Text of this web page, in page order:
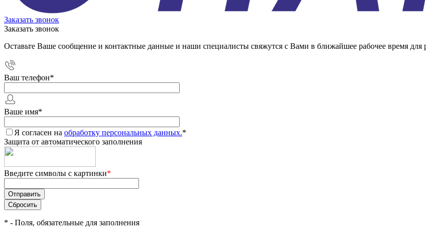
Заказать звонок
Заказать звонок
Оставьте Ваше сообщение и контактные данные и наши специалисты свяжутся с Вами в ближайшее рабочее время для
Ваш телефон*
Ваше имя*
Я согласен на обработку персональных данных.*
Защита от автоматического заполнения
Введите символы с картинки*
* - Поля, обязательные для заполнения